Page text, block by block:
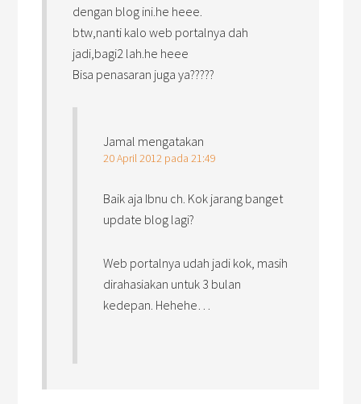
dengan blog ini.he heee.
btw,nanti kalo web portalnya dah
jadi,bagi2 lah.he heee
Bisa penasaran juga ya?????
Jamal mengatakan
20 April 2012 pada 21:49
Baik aja Ibnu ch. Kok jarang banget
update blog lagi?
Web portalnya udah jadi kok, masih
dirahasiakan untuk 3 bulan
kedepan. Hehehe…